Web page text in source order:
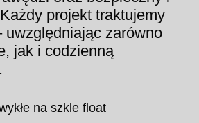
projekt traktujemy
uwzględniając zarówno
jak i codzienną
na szkle float